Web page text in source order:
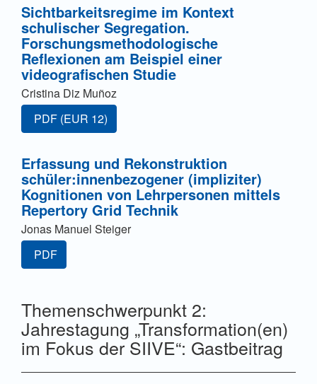
Sichtbarkeitsregime im Kontext
schulischer Segregation.
Forschungsmethodologische
Reflexionen am Beispiel einer
videografischen Studie
Cristina Diz Muñoz
Zugang für Abonnent/innen oder durch Zahlung einer
PDF (EUR 12)
Erfassung und Rekonstruktion
schüler:innenbezogener (impliziter)
Kognitionen von Lehrpersonen mittels
Repertory Grid Technik
Jonas Manuel Steiger
PDF
Themenschwerpunkt 2:
Jahrestagung „Transformation(en)
im Fokus der SIIVE“: Gastbeitrag